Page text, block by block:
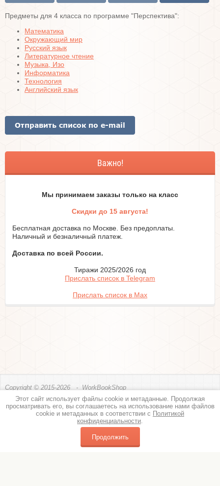
Предметы для 4 класса по программе "Перспектива":
Математика
Окружающий мир
Русский язык
Литературное чтение
Музыка, Изо
Информатика
Технология
Английский язык
Важно!
Мы принимаем заказы только на класc
Скидки до 15 августа!
Бесплатная доставка по Москве. Без предоплаты.
Наличный и безналичный платеж.
Доставка по всей России.
Тиражи 2025/2026 год
Прислать список в Telegram
Прислать список в Max
Copyright © 2015-2026 - WorkBookShop
Политика конфиденциальности
Контакты
Россия, Москва, Погонный проезд, 3Ак7 Дополнительный.номер +7 (926)
+7 (926) 966-68-15 (WhatsApp, Telegram, Max)
Этот сайт использует файлы cookie и метаданные. Продолжая
просматривать его, вы соглашаетесь на использование нами файлов
cookie и метаданных в соответствии с Политикой
конфиденциальности.
Продолжить